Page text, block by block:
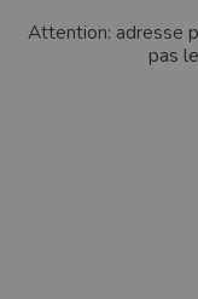
Attention: adresse
pas